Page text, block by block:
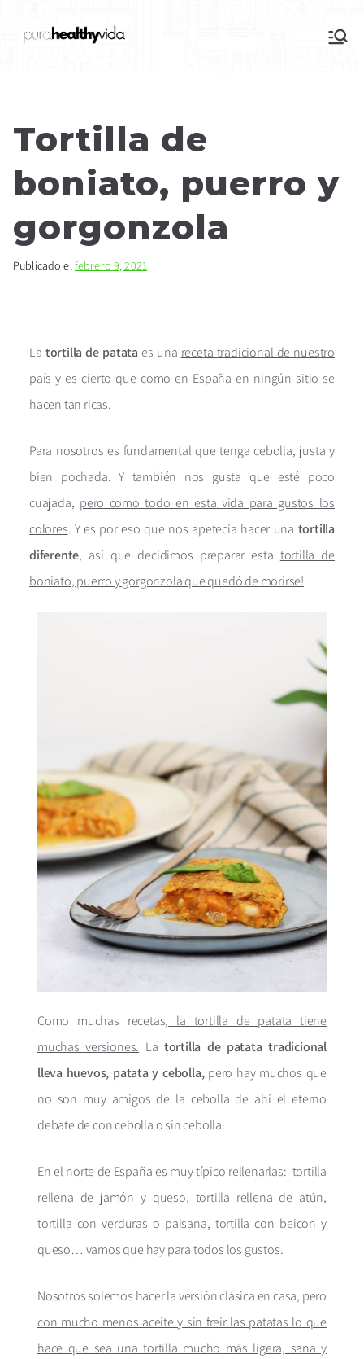
Tortilla de
boniato, puerro y
gorgonzola
Publicado el febrero 9, 2021
La tortilla de patata es una receta tradicional de nuestro
país y es cierto que como en España en ningún sitio se
hacen tan ricas.
Para nosotros es fundamental que tenga cebolla, justa y
bien pochada. Y también nos gusta que esté poco
cuajada, pero como todo en esta vida para gustos los
colores. Y es por eso que nos apetecía hacer una tortilla
diferente, así que decidimos preparar esta tortilla de
boniato, puerro y gorgonzola que quedó de morirse!
Como muchas recetas, la tortilla de patata tiene
muchas versiones. La tortilla de patata tradicional
lleva huevos, patata y cebolla,pero hay muchos que
no son muy amigos de la cebolla de ahí el eterno
debate de con cebolla o sin cebolla.
En el norte de España es muy típico rellenarlas: tortilla
rellena de jamón y queso, tortilla rellena de atún,
tortilla con verduras o paisana, tortilla con beicon y
queso… vamos que hay para todos los gustos.
Nosotros solemos hacer la versión clásica en casa, pero
con mucho menos aceite y sin freír las patatas lo que
hace que sea una tortilla mucho más ligera, sana y